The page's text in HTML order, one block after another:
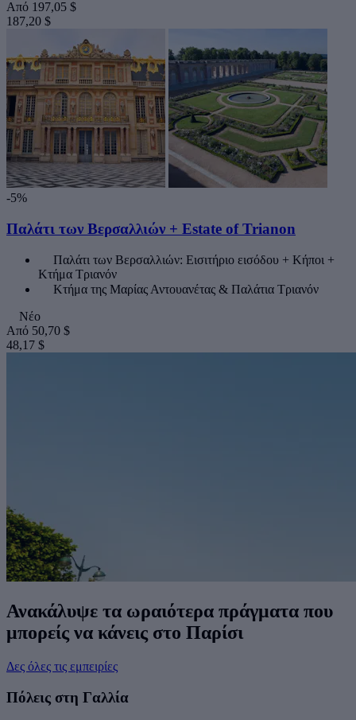
Από 197,05 $
187,20 $
-5%
Παλάτι των Βερσαλλιών + Estate of Trianon
Παλάτι των Βερσαλλιών: Εισιτήριο εισόδου + Κήποι +
Κτήμα Τριανόν
Κτήμα της Μαρίας Αντουανέτας & Παλάτια Τριανόν
Νέο
Από 50,70 $
48,17 $
Ανακάλυψε τα ωραιότερα πράγματα που
μπορείς να κάνεις στο Παρίσι
Δες όλες τις εμπειρίες
Πόλεις στη Γαλλία